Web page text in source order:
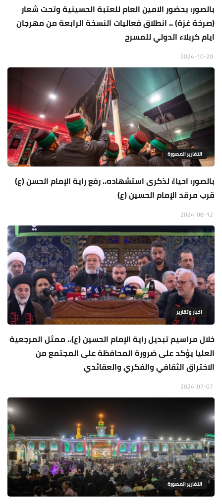
بالصور: بحضور الامين العام للعتبة الحسينية وتحت شعار
(صرخة غزة) .. انطلاق فعاليات النسخة الرابعة من مهرجان
ايام كربلاء الدولي للمسرح
التقارير المصورة
بالصور: احياءً لذكرى استشهاده.. رفع راية الإمام الحسن (ع)
قرب مرقد الإمام الحسين (ع)
اخبار وتقارير
خلال مراسيم تبديل راية الإمام الحسين (ع).. ممثل المرجعية
العليا يؤكد على ضرورة المحافظة على المجتمع من
الاختراق الثقافي والفكري والعقائدي
التقارير المصورة